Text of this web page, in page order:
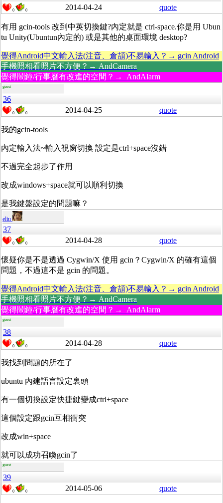
0 0 2014-04-24 quote
有用 gcin-tools 改到中英切換鍵?內定就是 ctrl-space.你是用 Ubun
tu Unity(Ubuntun內定的) 或是其他的桌面環境 desktop?
覺得Android中文輸入法(注音、倉頡)不易輸入？→ gcin Android
手機照相看照片不方便？→ AndCamera
覺得鬧鐘/行事曆有改進的空間？→ AndAlarm
guest
36
0 0 2014-04-25 quote
我的gcin-tools
內定輸入法~輸入視窗切換 設定是ctrl+space沒錯
不過完全起步了作用
改成windows+space就可以順利切換
是我鍵盤設定的問題嘛？
eliu
37
0 0 2014-04-28 quote
懷疑你是不是透過 Cygwin/X 使用 gcin？Cygwin/X 的確有這個
問題，不過這不是 gcin 的問題。
覺得Android中文輸入法(注音、倉頡)不易輸入？→ gcin Android
手機照相看照片不方便？→ AndCamera
覺得鬧鐘/行事曆有改進的空間？→ AndAlarm
guest
38
0 0 2014-04-28 quote
我找到問題的所在了
ubuntu 內建語言設定裏頭
有一個切換設定快捷鍵變成ctrl+space
這個設定跟gcin互相衝突
改成win+space
就可以成功召喚gcin了
guest
39
0 0 2014-05-06 quote